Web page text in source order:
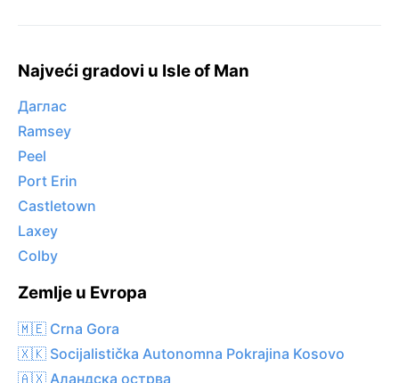
Najveći gradovi u Isle of Man
Даглас
Ramsey
Peel
Port Erin
Castletown
Laxey
Colby
Zemlje u Evropa
🇲🇪 Crna Gora
🇽🇰 Socijalistička Autonomna Pokrajina Kosovo
🇦🇽 Аландска острва